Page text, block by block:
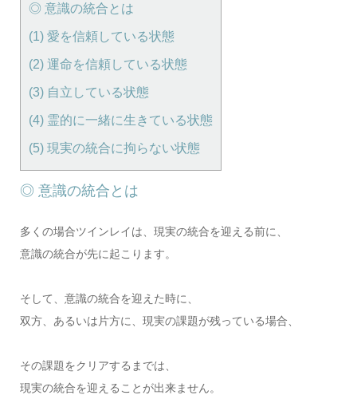
◎ 意識の統合とは
(1) 愛を信頼している状態
(2) 運命を信頼している状態
(3) 自立している状態
(4) 霊的に一緒に生きている状態
(5) 現実の統合に拘らない状態
◎ 意識の統合とは
多くの場合ツインレイは、現実の統合を迎える前に、
意識の統合が先に起こります。
そして、意識の統合を迎えた時に、
双方、あるいは片方に、現実の課題が残っている場合、
その課題をクリアするまでは、
現実の統合を迎えることが出来ません。